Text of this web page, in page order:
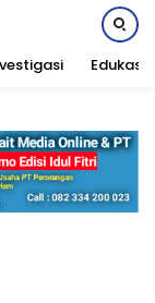
Edukasi